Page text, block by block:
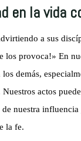
en la vida
a sus
los provoca!» En
demás,
actos
nuestra
la fe.